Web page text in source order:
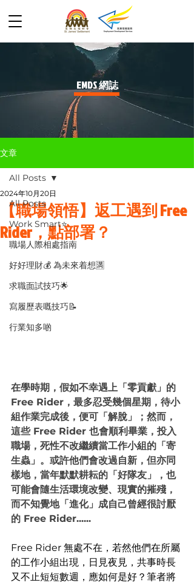
​EMDS 網誌
文章
All Posts
Work Smart⭐️
職場人際相處指南
好好理財💰 為未來着想🈵
求職面試技巧🌟
寫履歷表嘅技巧📝
行業知多啲
All Posts
【職場領悟】返工遇到 Free
Rider，點部署？
2024年10月20日
在學時期，假如不幸遇上「零貢獻」的
Free Rider，最多忍受幾個星期，待小
組作業完成後，便可「解脫」；然而，
這些 Free Rider 也會順利畢業，投入
職場，死性不改繼續當工作小組的「寄
生蟲」。或許他們會改過自新，但亦同
樣地，當年默默耕耘的「好隊友」，也
可能會隨生活環境改變、現實的摧殘，
而不知覺地「進化」成自己曾經很討厭
的 Free Rider......
Free Rider 無處不在，若然他們在所屬
的工作小組出現，日見夜見，共事時長
又不止短短數週，應如何是好？筆者將